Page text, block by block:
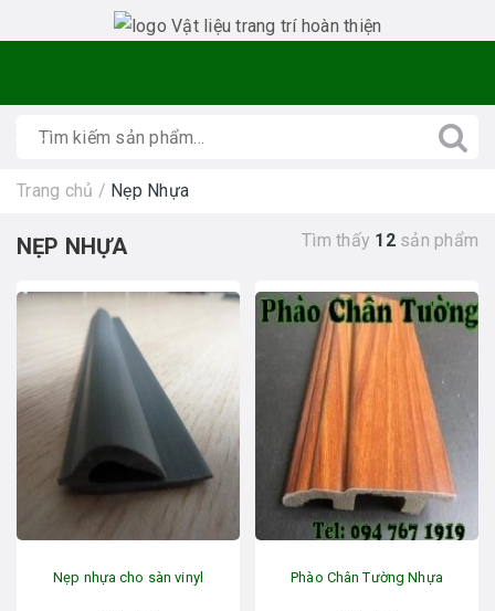
Trang chủ / Nẹp Nhựa
NẸP NHỰA Tìm thấy 12sản phẩm
Nẹp nhựa cho sàn vinyl Phào Chân Tường Nhựa